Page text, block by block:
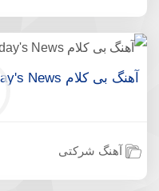
آهنگ بی کلام Today's News
آهنگ شرکتی